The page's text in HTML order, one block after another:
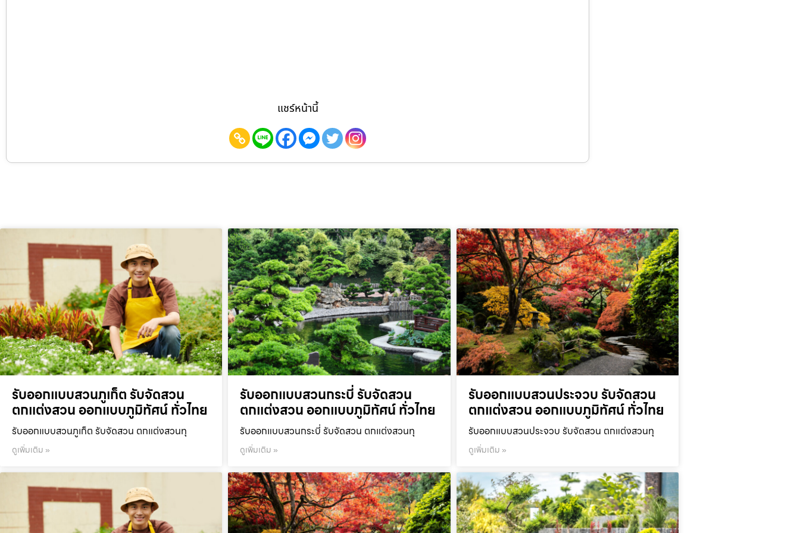
แชร์หน้านี้
รับออกแบบสวนภูเก็ต รับจัดสวน
ตกแต่งสวน ออกแบบภูมิทัศน์ ทั่วไทย
รับออกแบบสวนภูเก็ต รับจัดสวน ตกแต่งสวนทุ
ดูเพิ่มเติม »
รับออกแบบสวนกระบี่ รับจัดสวน
ตกแต่งสวน ออกแบบภูมิทัศน์ ทั่วไทย
รับออกแบบสวนกระบี่ รับจัดสวน ตกแต่งสวนทุ
ดูเพิ่มเติม »
รับออกแบบสวนประจวบ รับจัดสวน
ตกแต่งสวน ออกแบบภูมิทัศน์ ทั่วไทย
รับออกแบบสวนประจวบ รับจัดสวน ตกแต่งสวนทุ
ดูเพิ่มเติม »